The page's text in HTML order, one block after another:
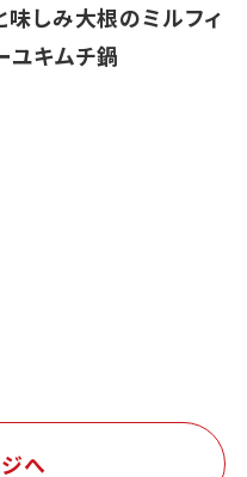
味しみ大根のミルフィ
ユキムチ鍋
へ